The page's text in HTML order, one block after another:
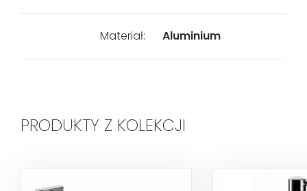
Materiał: Aluminium
PRODUKTY Z KOLEKCJI